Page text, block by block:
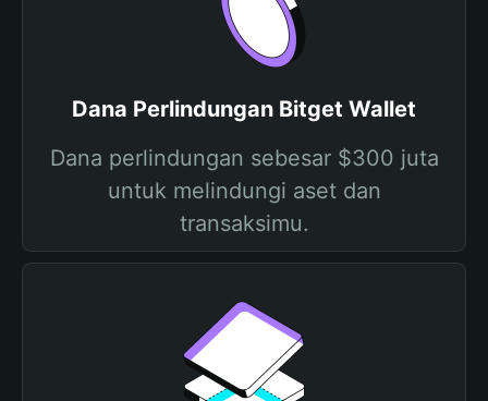
Dana Perlindungan Bitget Wallet
Dana perlindungan sebesar $300 juta
untuk melindungi aset dan
transaksimu.